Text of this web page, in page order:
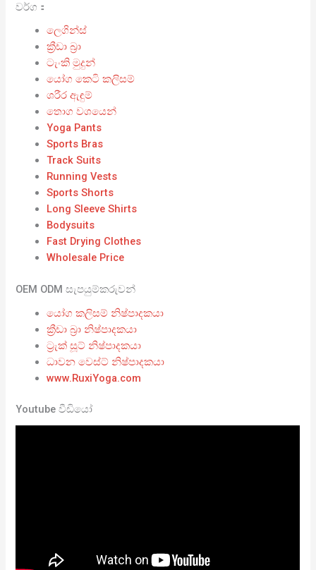
වර්ග：
ලෙගින්ස්
ක්‍රීඩා බ්‍රා
ටැංකි මුදුන්
යෝග කෙටි කලිසම්
ශරීර ඇඳුම්
තොග වශයෙන්
Yoga Pants
Sports Bras
Track Suits
Running Vests
Sports Shorts
Long Sleeve Shirts
Bodysuits
Fast Drying Clothes
Wholesale Price
OEM ODM සැපයුම්කරුවන්
යෝග කලිසම් නිෂ්පාදකයා
ක්‍රීඩා බ්‍රා නිෂ්පාදකයා
ට්‍රැක් සූට් නිෂ්පාදකයා
ධාවන වෙස්ට් නිෂ්පාදකයා
www.RuxiYoga.com
Youtube වීඩියෝ